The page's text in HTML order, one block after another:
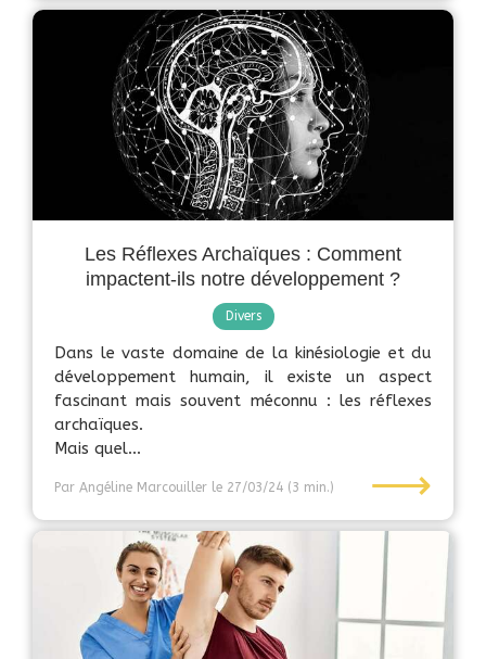
Les Réflexes Archaïques : Comment
impactent-ils notre développement ?
Divers
Dans le vaste domaine de la kinésiologie et du
développement humain, il existe un aspect
fascinant mais souvent méconnu : les réflexes
archaïques.
Mais quel...
Par Angéline Marcouiller le 27/03/24 (3 min.) ⟶